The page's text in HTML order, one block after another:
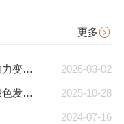
更多
2026-03-02
央视聚焦！力维自循环焊烟净化器助力变压器巨头打造绿色智造新标杆
2025-10-28
青岛力维环保科技乔迁新址：启航绿色发展新征程
2024-07-16